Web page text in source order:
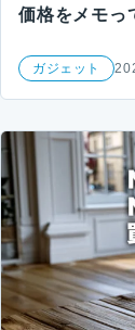
価格をメモっ
ガジェット